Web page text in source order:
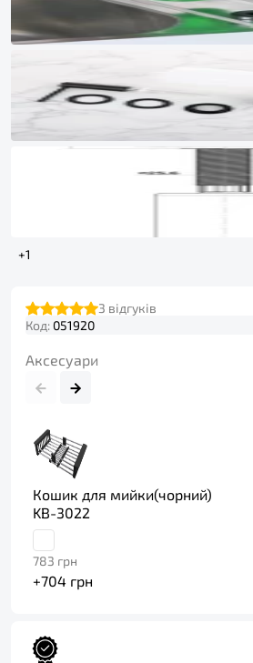
+1
3 відгуків
Код: 051920
Аксесуари
Кошик для мийки(чорний)
KB-3022
783 грн
+704 грн